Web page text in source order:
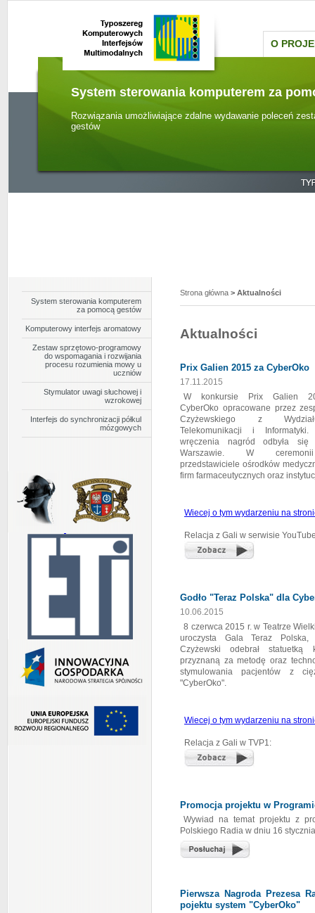
O
System sterowania komputerem za
Rozwiązania umożliwiające zdalne wydawanie poleceń
gestów
System poprawiający rozumienie mowy u osób z
Stymulator uwagi słuchowej i wzrokowej
Przeciwdziałanie deficytowi uwagi słuchowej i wzrokowej.
językowych
Interfejs do synchronizacji półkul
Terapia dysleksji rozwojowej i zaburzeń integracji
System sterowania komputerem
za pomocą gestów
Komputerowy interfejs aromatowy
Zestaw sprzętowo-programowy
do wspomagania i rozwijania
procesu rozumienia mowy u
uczniów
Stymulator uwagi słuchowej i
wzrokowej
Interfejs do synchronizacji półkul
mózgowych
Strona główna > Aktualności
Aktualności
Prix Galien 2015 za CyberOko
17.11.2015
W konkursie Prix Galien
CyberOko opracowane przez
Czyżewskiego z
Telekomunikacji i
wręczenia nagród odbyła
Warszawie. W
przedstawiciele ośrodków
firm farmaceutycznych oraz
Wiecej o tym wydarzeniu na
Relacja z Gali w serwisie
Godło "Teraz Polska" dla
10.06.2015
8 czerwca 2015 r. w Teatrze
uroczysta Gala Teraz
Czyżewski odebrał statuetką
przyznaną za metodę oraz
stymulowania pacjentów z
"CyberOko".
Wiecej o tym wydarzeniu na
Relacja z Gali w TVP1:
Promocja projektu w
Wywiad na temat projektu z
Polskiego Radia w dniu 16
Pierwsza Nagroda Prezesa
pojektu system "CyberOko"